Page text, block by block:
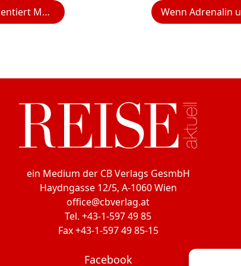
Geschenkideen!
ein Medium der CB Verlags GesmbH
Haydngasse 12/5, A-1060 Wien
office@cbverlag.at
Tel. +43-1-597 49 85
Fax +43-1-597 49 85-15
Facebook